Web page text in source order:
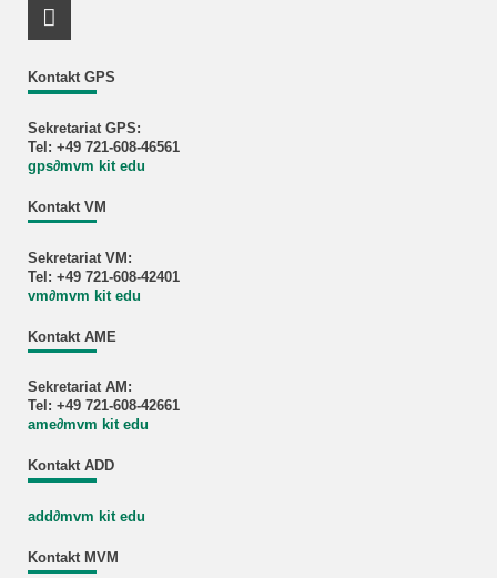
Kontakt GPS
Sekretariat GPS:
Tel: +49 721-608-46561
gps∂mvm kit edu
Kontakt VM
Sekretariat VM:
Tel: +49 721-608-42401
vm∂mvm kit edu
Kontakt AME
Sekretariat AM:
Tel: +49 721-608-42661
ame∂mvm kit edu
Kontakt ADD
add∂mvm kit edu
Kontakt MVM
Link_RSS